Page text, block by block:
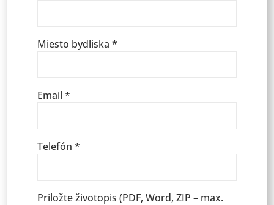
Miesto bydliska *
Email *
Telefón *
Priložte životopis (PDF, Word, ZIP – max.